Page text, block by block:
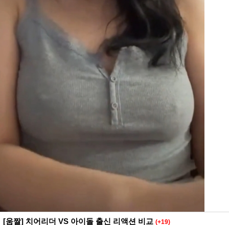
[움짤] 치어리더 VS 아이돌 출신 리액션 비교 (+19)